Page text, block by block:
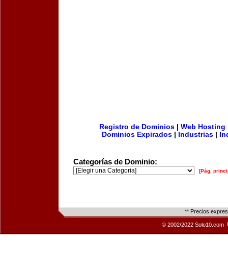
Registro de Dominios| Web Hosting
Dominios Expirados
Industrias
Categorías de Dominio:
[Pág.
** Precios
© 2002/2022 Solo10.com